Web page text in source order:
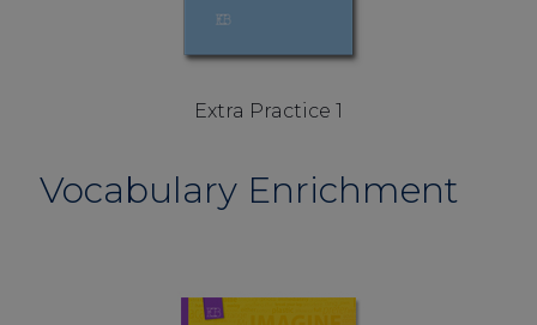
Extra Practice 1
Vocabulary Enrichment